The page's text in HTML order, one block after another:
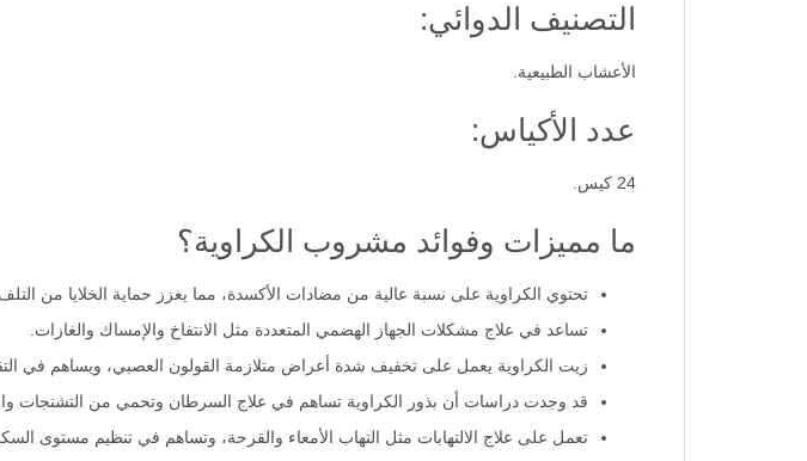
التصنيف الدوائي:
الأعشاب الطبيعية.
عدد الأكياس:
24 كيس.
ما مميزات وفوائد مشروب الكراوية؟
تحتوي الكراوية على نسبة عالية من مضادات الأكسدة، مما يعزز حماية الخلايا من
تساعد في علاج مشكلات الجهاز الهضمي المتعددة مثل الانتفاخ والإمساك والغازات.
زيت الكراوية يعمل على تخفيف شدة أعراض متلازمة القولون العصبي، ويساهم في
قد وجدت دراسات أن بذور الكراوية تساهم في علاج السرطان وتحمي من التشنجات
تعمل على علاج الالتهابات مثل التهاب الأمعاء والقرحة، وتساهم في تنظيم مستوى